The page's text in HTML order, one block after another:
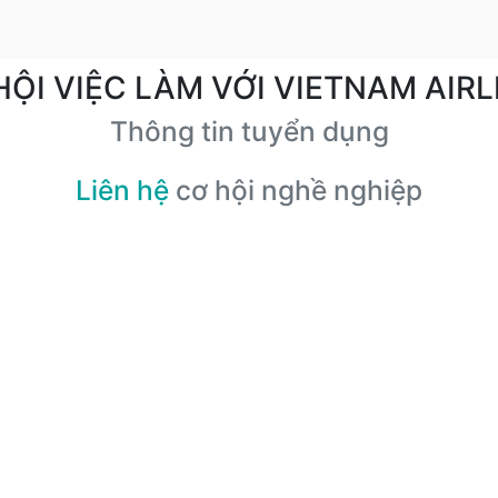
VIỆC LÀM VỚI VIETNAM
Thông tin tuyển dụng
Liên hệ cơ hội nghề nghiệp